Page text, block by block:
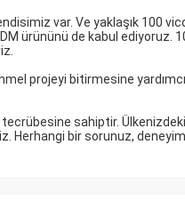
var. Ve yaklaşık 100
ürününü de kabul ediyoruz.
projeyi bitirmesine yardımcı
sahiptir.
Herhangi bir sorunuz,